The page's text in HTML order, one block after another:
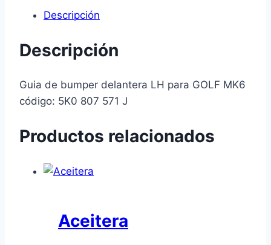
Descripción
Descripción
Guia de bumper delantera LH para GOLF MK6
código: 5K0 807 571 J
Productos relacionados
Aceitera